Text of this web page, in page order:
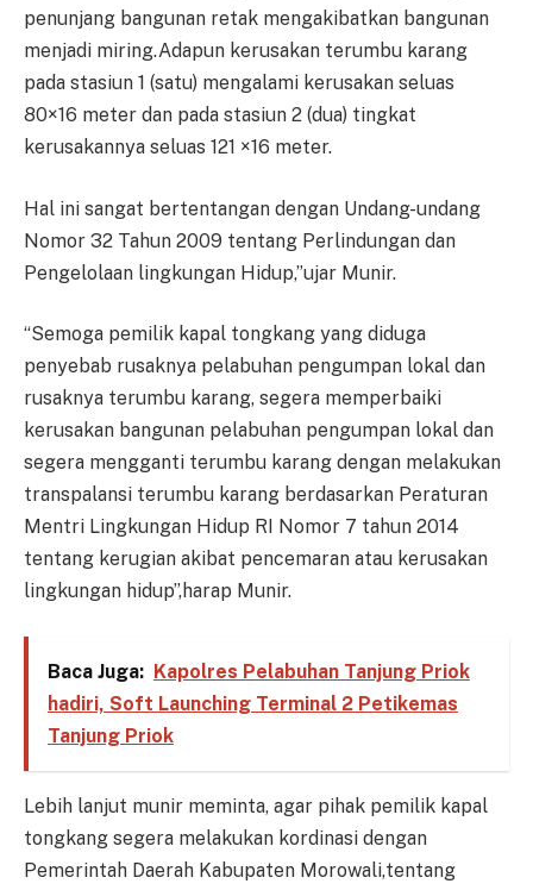
penunjang bangunan retak mengakibatkan bangunan
menjadi miring.Adapun kerusakan terumbu karang
pada stasiun 1 (satu) mengalami kerusakan seluas
80×16 meter dan pada stasiun 2 (dua) tingkat
kerusakannya seluas 121 ×16 meter.
Hal ini sangat bertentangan dengan Undang-undang
Nomor 32 Tahun 2009 tentang Perlindungan dan
Pengelolaan lingkungan Hidup,”ujar Munir.
“Semoga pemilik kapal tongkang yang diduga
penyebab rusaknya pelabuhan pengumpan lokal dan
rusaknya terumbu karang, segera memperbaiki
kerusakan bangunan pelabuhan pengumpan lokal dan
segera mengganti terumbu karang dengan melakukan
transpalansi terumbu karang berdasarkan Peraturan
Mentri Lingkungan Hidup RI Nomor 7 tahun 2014
tentang kerugian akibat pencemaran atau kerusakan
lingkungan hidup”,harap Munir.
Baca Juga: Kapolres Pelabuhan Tanjung Priok
hadiri, Soft Launching Terminal 2 Petikemas
Tanjung Priok
Lebih lanjut munir meminta, agar pihak pemilik kapal
tongkang segera melakukan kordinasi dengan
Pemerintah Daerah Kabupaten Morowali,tentang